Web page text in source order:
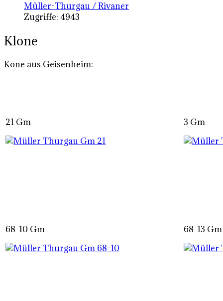
Müller-Thurgau / Rivaner
Zugriffe: 4943
Klone
Kone aus Geisenheim:
21 Gm 3 Gm
68-10 Gm 68-13 Gm